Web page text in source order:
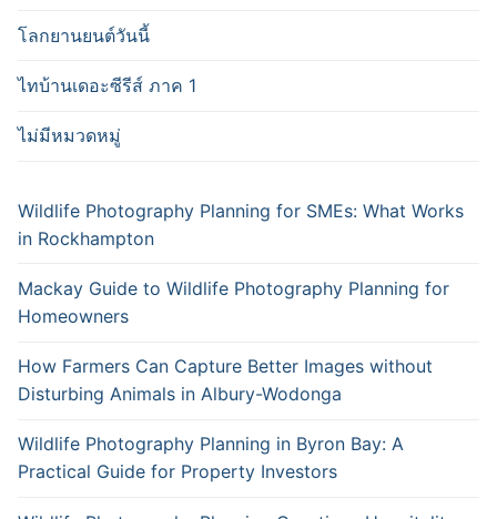
โลกยานยนต์วันนี้
ไทบ้านเดอะซีรีส์ ภาค 1
ไม่มีหมวดหมู่
Wildlife Photography Planning for SMEs: What Works
in Rockhampton
Mackay Guide to Wildlife Photography Planning for
Homeowners
How Farmers Can Capture Better Images without
Disturbing Animals in Albury-Wodonga
Wildlife Photography Planning in Byron Bay: A
Practical Guide for Property Investors